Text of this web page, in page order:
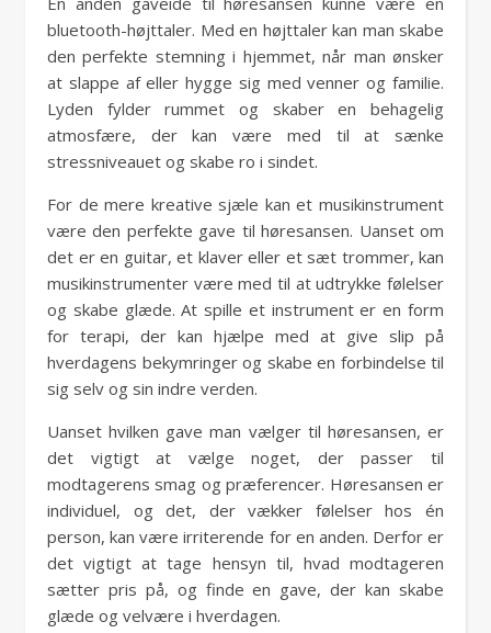
bluetooth-højttaler. Med en højttaler kan man skabe
den perfekte stemning i hjemmet, når man ønsker
at slappe af eller hygge sig med venner og familie.
Lyden fylder rummet og skaber en behagelig
atmosfære, der kan være med til at sænke
stressniveauet og skabe ro i sindet.
For de mere kreative sjæle kan et musikinstrument
være den perfekte gave til høresansen. Uanset om
det er en guitar, et klaver eller et sæt trommer, kan
musikinstrumenter være med til at udtrykke følelser
og skabe glæde. At spille et instrument er en form
for terapi, der kan hjælpe med at give slip på
hverdagens bekymringer og skabe en forbindelse til
sig selv og sin indre verden.
Uanset hvilken gave man vælger til høresansen, er
det vigtigt at vælge noget, der passer til
modtagerens smag og præferencer. Høresansen er
individuel, og det, der vækker følelser hos én
person, kan være irriterende for en anden. Derfor er
det vigtigt at tage hensyn til, hvad modtageren
sætter pris på, og finde en gave, der kan skabe
glæde og velvære i hverdagen.